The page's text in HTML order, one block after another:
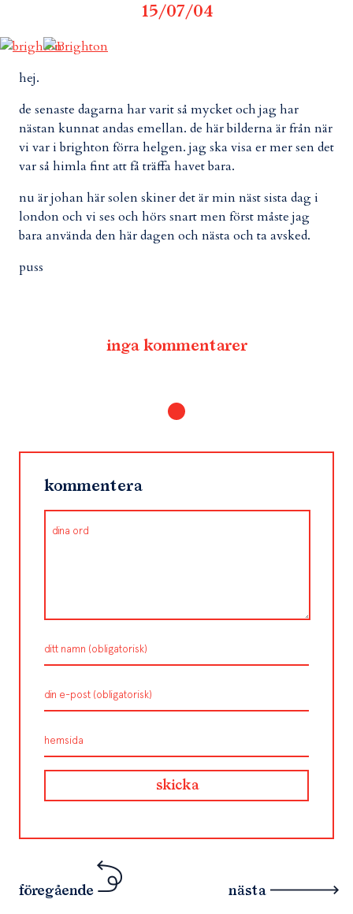
15/07/04
hej.
de senaste dagarna har varit så mycket och jag har
nästan kunnat andas emellan. de här bilderna är från när
vi var i brighton förra helgen. jag ska visa er mer sen det
var så himla fint att få träffa havet bara.
nu är johan här solen skiner det är min näst sista dag i
london och vi ses och hörs snart men först måste jag
bara använda den här dagen och nästa och ta avsked.
puss
inga kommentarer
kommentera
föregående nästa